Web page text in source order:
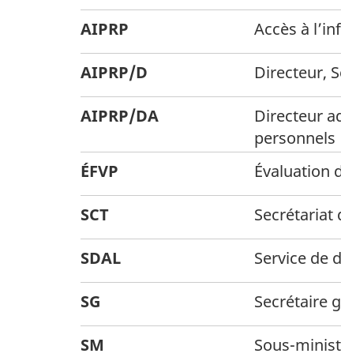
AIPRP Accès à
AIPRP/D Directeur,
AIPRP/DA
Directeur
personnels
ÉFVP
Évaluation
SCT Secrétariat
SDAL Service de
SG Secrétaire
SM Sous-